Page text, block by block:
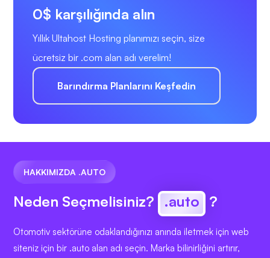
0$ karşılığında alın
Yıllık Ultahost Hosting planımızı seçin, size
ücretsiz bir .com alan adı verelim!
Barındırma Planlarını Keşfedin
HAKKIMIZDA .AUTO
Neden Seçmelisiniz? .auto ?
Otomotiv sektörüne odaklandığınızı anında iletmek için web
siteniz için bir .auto alan adı seçin. Marka bilinirliğini artırır,